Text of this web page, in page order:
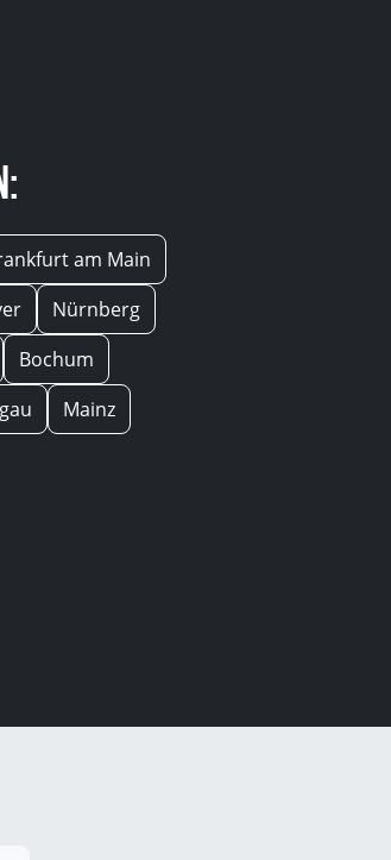
am Main
Nürnberg
Bochum
Mainz